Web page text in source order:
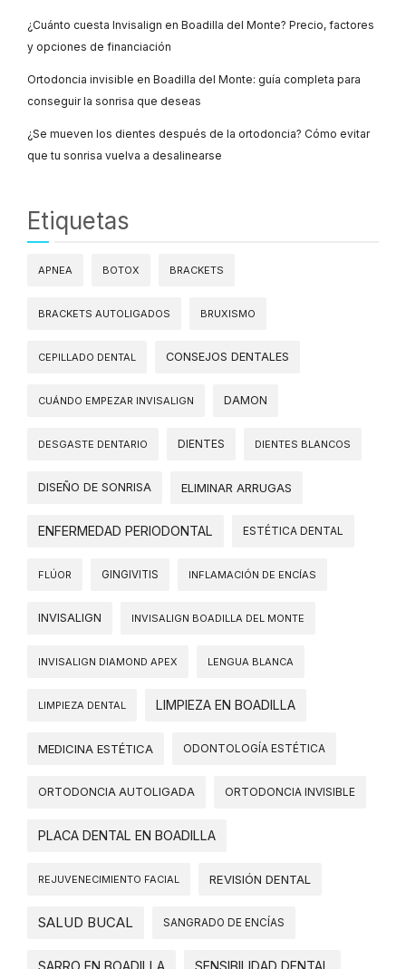
¿Cuánto cuesta Invisalign en Boadilla del Monte? Precio, factores
y opciones de financiación
Ortodoncia invisible en Boadilla del Monte: guía completa para
conseguir la sonrisa que deseas
¿Se mueven los dientes después de la ortodoncia? Cómo evitar
que tu sonrisa vuelva a desalinearse
Etiquetas
APNEA BOTOX BRACKETS
BRACKETS AUTOLIGADOS BRUXISMO
CEPILLADO DENTAL CONSEJOS DENTALES
CUÁNDO EMPEZAR INVISALIGN DAMON
DESGASTE DENTARIO DIENTES DIENTES BLANCOS
DISEÑO DE SONRISA ELIMINAR ARRUGAS
ENFERMEDAD PERIODONTAL ESTÉTICA DENTAL
FLÚOR GINGIVITIS INFLAMACIÓN DE ENCÍAS
INVISALIGN INVISALIGN BOADILLA DEL MONTE
INVISALIGN DIAMOND APEX LENGUA BLANCA
LIMPIEZA DENTAL LIMPIEZA EN BOADILLA
MEDICINA ESTÉTICA ODONTOLOGÍA ESTÉTICA
ORTODONCIA AUTOLIGADA ORTODONCIA INVISIBLE
PLACA DENTAL EN BOADILLA
REJUVENECIMIENTO FACIAL REVISIÓN DENTAL
SALUD BUCAL SANGRADO DE ENCÍAS
SARRO EN BOADILLA SENSIBILIDAD DENTAL